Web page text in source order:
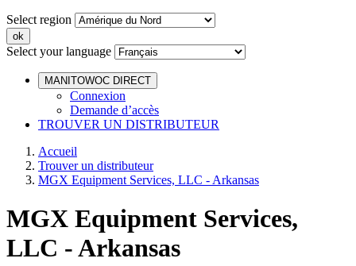
Select region
Select your language
MANITOWOC DIRECT
Connexion
Demande d’accès
TROUVER UN DISTRIBUTEUR
Accueil
Trouver un distributeur
MGX Equipment Services, LLC - Arkansas
MGX Equipment Services,
LLC - Arkansas